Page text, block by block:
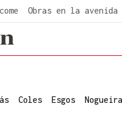
Obras en la avenida
Coles Esgos Nogueira